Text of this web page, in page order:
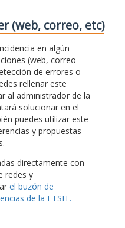
(web, correo, etc)
en algún
(web, correo
de errores o
rellenar este
al administrador de la
solucionar en el
puedes utilizar este
y propuestas
directamente con
redes y
el buzón de
de la ETSIT.